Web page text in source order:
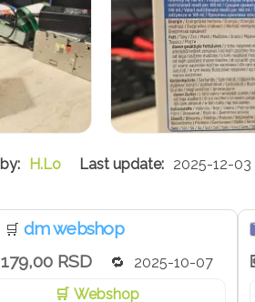
H.Lo 2025-12-03
🛒 dm webshop
179,00 RSD
2025-10-07
Webshop